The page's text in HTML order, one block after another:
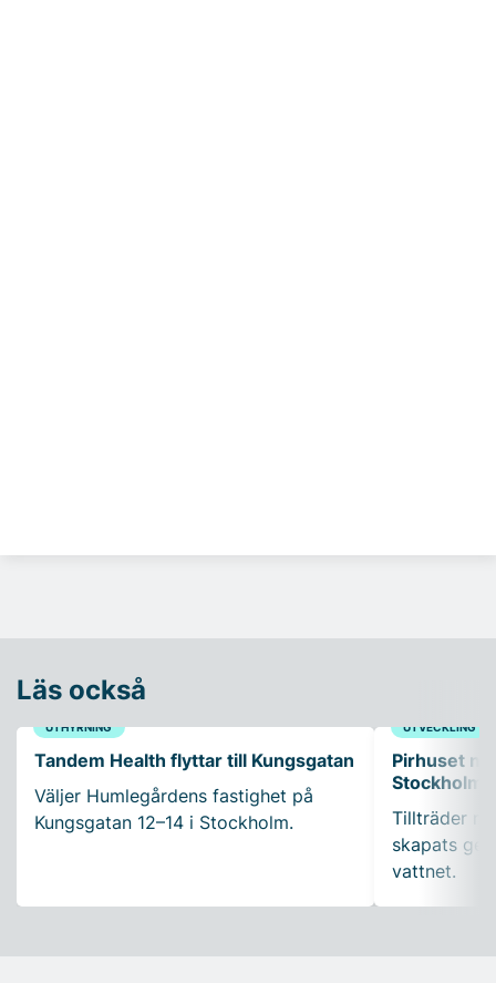
Läs också
UTHYRNING
Tandem Health flyttar till Kungsgatan
Väljer Humlegårdens fastighet på
Kungsgatan 12–14 i Stockholm.
UTVECKLING
Pirhuset
Tillträder
skapats
vattnet.